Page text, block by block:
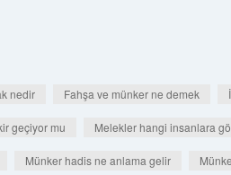
nedir Fahşa ve münker ne demek
geçiyor mu Melekler hangi insanlara
Münker hadis ne anlama gelir